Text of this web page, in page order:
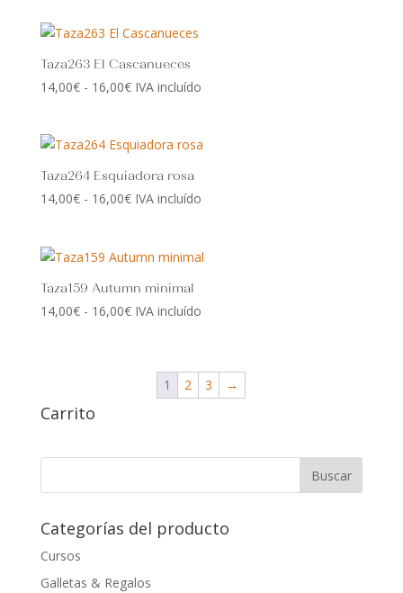
desde
Taza263 El Cascanueces
14,00€ - 16,00€Rango
desde
14,00€
IVA incluído
Taza264 Esquiadora rosa
14,00€ - 16,00€Rango
desde
14,00€
IVA incluído
Taza159 Autumn minimal
14,00€ - 16,00€Rango
desde
14,00€
IVA incluído
1 2 3 →
Carrito
Categorías del producto
Cursos
Galletas & Regalos